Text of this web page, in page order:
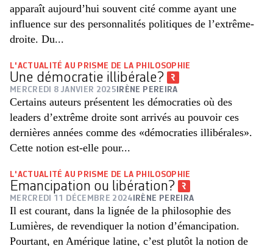
apparaît aujourd’hui souvent cité comme ayant une
influence sur des personnalités politiques de l’extrême-
droite. Du...
L'ACTUALITÉ AU PRISME DE LA PHILOSOPHIE
Une démocratie illibérale?
MERCREDI 8 JANVIER 2025 IRÈNE PEREIRA
Certains auteurs présentent les démocraties où des
leaders d’extrême droite sont arrivés au pouvoir ces
dernières années comme des «démocraties illibérales».
Cette notion est-elle pour...
L'ACTUALITÉ AU PRISME DE LA PHILOSOPHIE
Emancipation ou libération?
MERCREDI 11 DÉCEMBRE 2024 IRÈNE PEREIRA
Il est courant, dans la lignée de la philosophie des
Lumières, de revendiquer la notion d’émancipation.
Pourtant, en Amérique latine, c’est plutôt la notion de